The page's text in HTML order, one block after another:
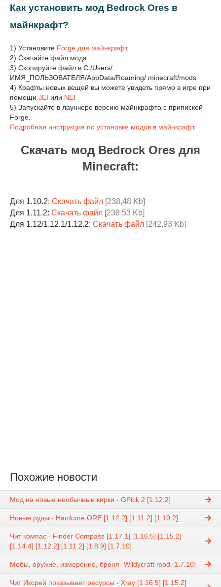
Как установить мод Bedrock Ores в
майнкрафт?
1) Установите Forge для майнкрафт.
2) Скачайте файл мода.
3) Скопируйте файл в C:/Users/
ИМЯ_ПОЛЬЗОВАТЕЛЯ/AppData/Roaming/.minecraft/mods
4) Крафты новых вещей вы можете увидеть прямо в игре при
помощи JEI или NEI
5) Запускайте в лаунчере версию майнкрафта с припиской
Forge.
Подробная инструкция по установке модов в майнкрафт.
Скачать мод Bedrock Ores для
Minecraft:
Для 1.10.2: Скачать файл [238,48 Kb]
Для 1.11.2: Скачать файл [238,53 Kb]
Для 1.12/1.12.1/1.12.2: Скачать файл [242,93 Kb]
Похожие новости
Мод на новые необычные кирки - GPick 2 [1.12.2]
Новые руды - Hardcore ORE [1.12.2] [1.11.2] [1.10.2]
Чит компас - Finder Compass [1.17.1] [1.16.5] [1.15.2]
[1.14.4] [1.12.2] [1.11.2] [1.8.9] [1.7.10]
Мобы, оружие, измерение, броня- Wildycraft mod [1.7.10]
Чит Иксрей показывает ресурсы - Xray [1.16.5] [1.15.2]